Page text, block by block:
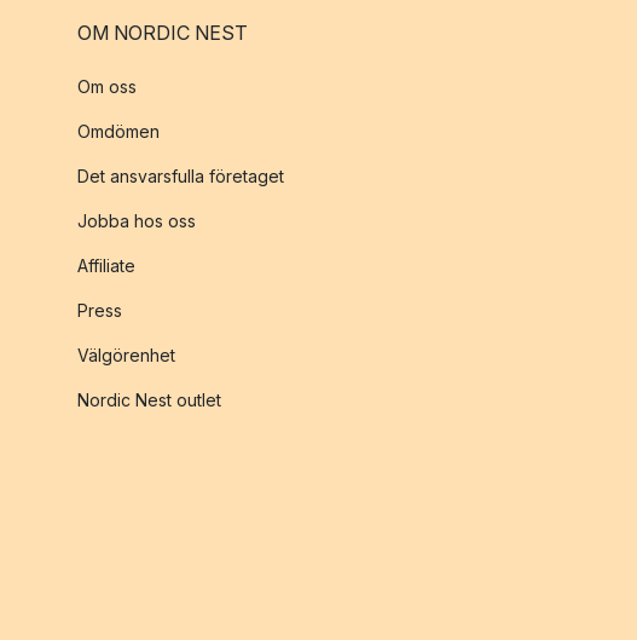
OM NORDIC NEST
Om oss
Omdömen
Det ansvarsfulla företaget
Jobba hos oss
Affiliate
Press
Välgörenhet
Nordic Nest outlet